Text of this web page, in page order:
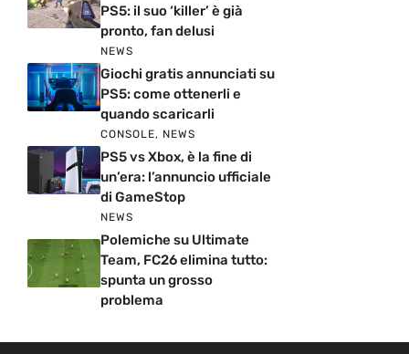
PS5: il suo ‘killer’ è già
pronto, fan delusi
NEWS
Giochi gratis annunciati su
PS5: come ottenerli e
quando scaricarli
CONSOLE, NEWS
PS5 vs Xbox, è la fine di
un’era: l’annuncio ufficiale
di GameStop
NEWS
Polemiche su Ultimate
Team, FC26 elimina tutto:
spunta un grosso
problema